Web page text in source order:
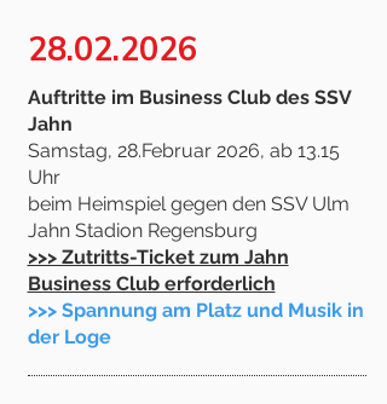
28.02.2026
Auftritte im Business Club des SSV
Jahn
Samstag, 28.Februar 2026, ab 13.15
Uhr
beim Heimspiel gegen den SSV Ulm
Jahn Stadion Regensburg
>>> Zutritts-Ticket zum Jahn
Business Club erforderlich
>>> Spannung am Platz und Musik in
der Loge​